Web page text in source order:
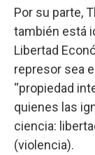
Por su parte,
también está
Libertad
represor sea
“propiedad
quienes las
ciencia:
(violencia).